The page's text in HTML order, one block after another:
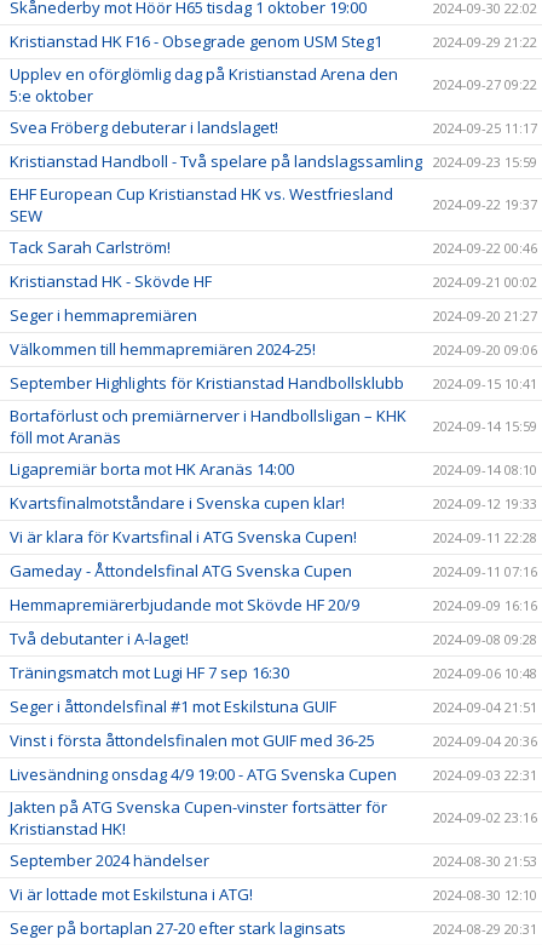
Skånederby mot Höör H65 tisdag 1 oktober 19:00 2024-09-30 22:02
Kristianstad HK F16 - Obsegrade genom USM Steg1 2024-09-29 21:22
Upplev en oförglömlig dag på Kristianstad Arena den
5:e oktober
2024-09-27 09:22
Svea Fröberg debuterar i landslaget! 2024-09-25 11:17
Kristianstad Handboll - Två spelare på landslagssamling 2024-09-23 15:59
EHF European Cup Kristianstad HK vs. Westfriesland
SEW
2024-09-22 19:37
Tack Sarah Carlström! 2024-09-22 00:46
Kristianstad HK - Skövde HF 2024-09-21 00:02
Seger i hemmapremiären 2024-09-20 21:27
Välkommen till hemmapremiären 2024-25! 2024-09-20 09:06
September Highlights för Kristianstad Handbollsklubb 2024-09-15 10:41
Bortaförlust och premiärnerver i Handbollsligan – KHK
föll mot Aranäs
2024-09-14 15:59
Ligapremiär borta mot HK Aranäs 14:00 2024-09-14 08:10
Kvartsfinalmotståndare i Svenska cupen klar! 2024-09-12 19:33
Vi är klara för Kvartsfinal i ATG Svenska Cupen! 2024-09-11 22:28
Gameday - Åttondelsfinal ATG Svenska Cupen 2024-09-11 07:16
Hemmapremiärerbjudande mot Skövde HF 20/9 2024-09-09 16:16
Två debutanter i A-laget! 2024-09-08 09:28
Träningsmatch mot Lugi HF 7 sep 16:30 2024-09-06 10:48
Seger i åttondelsfinal #1 mot Eskilstuna GUIF 2024-09-04 21:51
Vinst i första åttondelsfinalen mot GUIF med 36-25 2024-09-04 20:36
Livesändning onsdag 4/9 19:00 - ATG Svenska Cupen 2024-09-03 22:31
Jakten på ATG Svenska Cupen-vinster fortsätter för
Kristianstad HK!
2024-09-02 23:16
September 2024 händelser 2024-08-30 21:53
Vi är lottade mot Eskilstuna i ATG! 2024-08-30 12:10
Seger på bortaplan 27-20 efter stark laginsats 2024-08-29 20:31